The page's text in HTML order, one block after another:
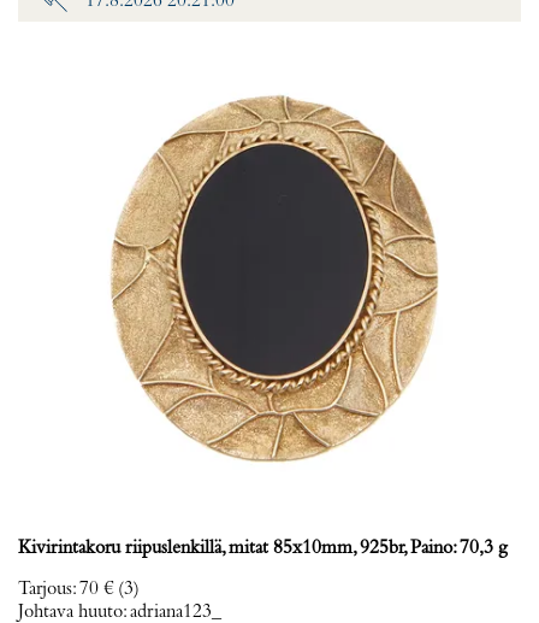
Kivirintakoru riipuslenkillä, mitat 85x10mm, 925br, Paino: 70,3 g
Tarjous:70 € (3)
Johtava huuto:adriana123_